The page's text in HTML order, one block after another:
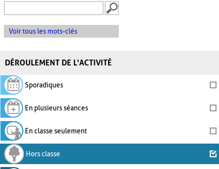
Voir tous les mots-clés
DÉROULEMENT DE L'ACTIVITÉ
Sporadiques
En plusieurs séances
En classe seulement
Hors classe